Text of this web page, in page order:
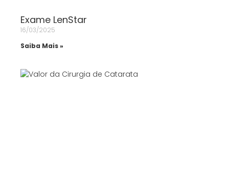
Exame LenStar
16/03/2025
Saiba Mais »